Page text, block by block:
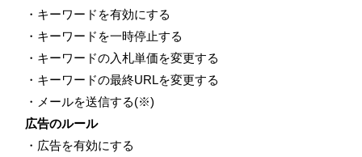
・キーワードを有効にする
・キーワードを一時停止する
・キーワードの入札単価を変更する
・キーワードの最終URLを変更する
・メールを送信する(※)
広告のルール
・広告を有効にする